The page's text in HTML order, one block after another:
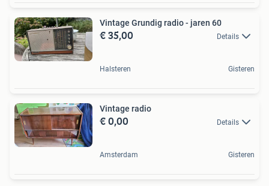
Vintage Grundig radio - jaren 60
€ 35,00 Details
Halsteren Gisteren
Vintage radio
€ 0,00 Details
Amsterdam Gisteren